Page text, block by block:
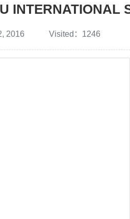
INTERNATIONAL
2016 Visited： 1246